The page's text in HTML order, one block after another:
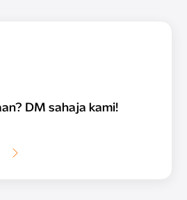
DM sahaja kami!